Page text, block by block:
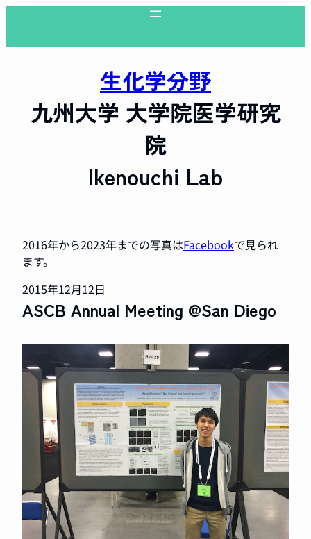
生化学分野
九州大学 大学院医学研究
院
Ikenouchi Lab
2016年から2023年までの写真はFacebookで見られ
ます。
2015年12月12日
ASCB Annual Meeting @San Diego